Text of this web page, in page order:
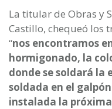
La titular de Obras y
Castillo, chequeó los
“nos encontramos
hormigonado, la
donde se soldará la
soldada en el
instalada la